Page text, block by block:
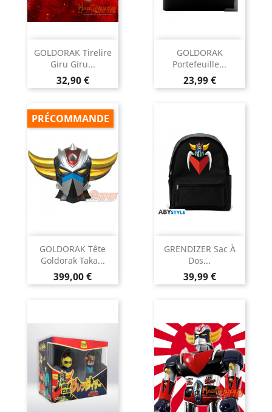
GOLDORAK Tirelire
Giru Giru...
Prix
32,90 €
GOLDORAK
Portefeuille...
Prix
23,99 €
GOLDORAK Tête
Goldorak Taka...
Prix
399,00 €
PRÉCOMMANDE
GRENDIZER Sac À
Dos...
Prix
39,99 €